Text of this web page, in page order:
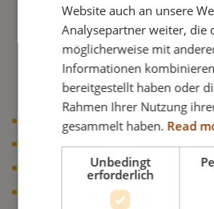
Weiches Bezug
Einfach anzupassen
Einfach abzunehmen
Unterstützung sowohl vorne
Website auch an unsere
Analysepartner weiter, die
möglicherweise mit
Informationen
bereitgestellt haben oder
Rahmen Ihrer Nutzung
gesammelt haben. Read
Unbedingt
erforderlich